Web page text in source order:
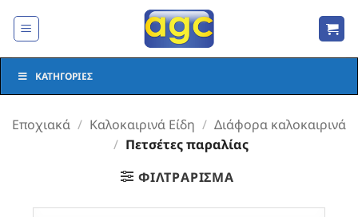
στο
ΚΑΤΗΓΟΡΊΕΣ
Εποχιακά / Καλοκαιρινά Είδη / Διάφορα καλοκαιρινά
/ Πετσέτες παραλίας
ΦΙΛΤΡΆΡΙΣΜΑ